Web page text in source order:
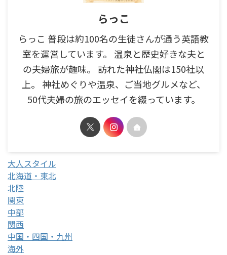
らっこ
らっこ 普段は約100名の生徒さんが通う英語教
室を運営しています。 温泉と歴史好きな夫と
の夫婦旅が趣味。 訪れた神社仏閣は150社以
上。 神社めぐりや温泉、ご当地グルメなど、
50代夫婦の旅のエッセイを綴っています。
大人スタイル
北海道・東北
北陸
関東
中部
関西
中国・四国・九州
海外